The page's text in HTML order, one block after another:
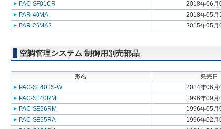
PAC-SF01CR
2018年06月
PAR-40MA
2018年05月
PAR-26MA2
2015年05月
空調管理システム 制御用別売部品
形名
発売日
PAC-SE40TS-W
2014年06月
PAC-SF40RM
1996年09月
PAC-SE56RM
1996年05月
PAC-SE55RA
1996年02月